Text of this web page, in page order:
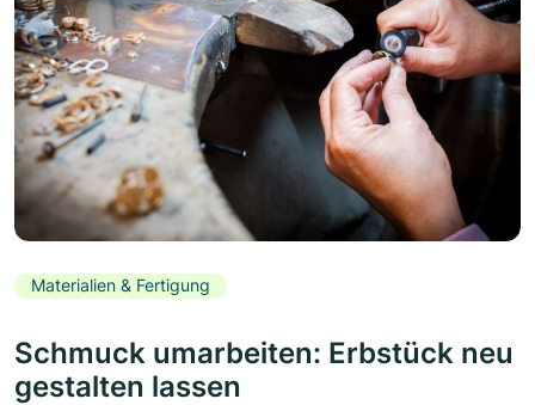
Materialien & Fertigung
Schmuck umarbeiten: Erbstück neu
gestalten lassen